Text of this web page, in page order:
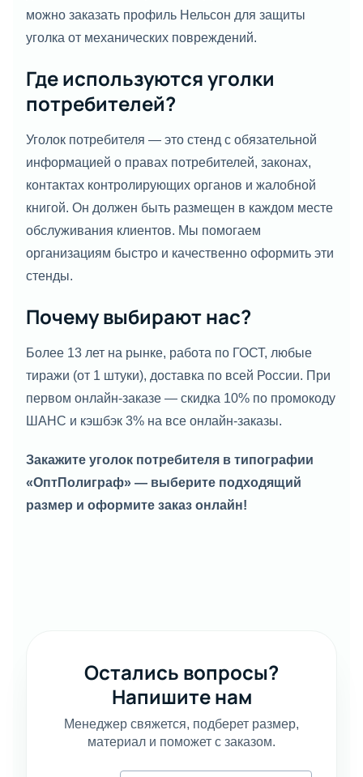
можно заказать профиль Нельсон для защиты
уголка от механических повреждений.
Где используются уголки
потребителей?
Уголок потребителя — это стенд с обязательной
информацией о правах потребителей, законах,
контактах контролирующих органов и жалобной
книгой. Он должен быть размещен в каждом месте
обслуживания клиентов. Мы помогаем
организациям быстро и качественно оформить эти
стенды.
Почему выбирают нас?
Более 13 лет на рынке, работа по ГОСТ, любые
тиражи (от 1 штуки), доставка по всей России. При
первом онлайн-заказе — скидка 10% по промокоду
ШАНС и кэшбэк 3% на все онлайн-заказы.
Закажите уголок потребителя в типографии
«ОптПолиграф» — выберите подходящий
размер и оформите заказ онлайн!
Остались вопросы?
Напишите нам
Менеджер свяжется, подберет размер,
материал и поможет с заказом.